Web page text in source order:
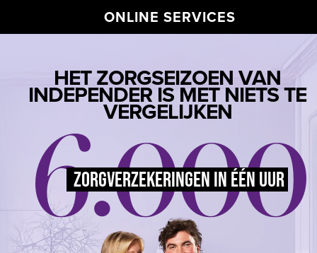
ONLINE SERVICES
HET ZORGSEIZOEN VAN
INDEPENDER IS MET NIETS TE
VERGELIJKEN
6.000
ZORGVERZEKERINGEN IN ÉÉN UUR